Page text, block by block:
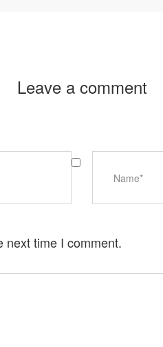
Leave a comment
next time I comment.